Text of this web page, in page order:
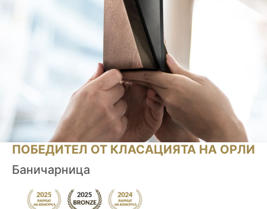
ПОБЕДИТЕЛ ОТ КЛАСАЦИЯТА НА ОРЛИ
Баничарница